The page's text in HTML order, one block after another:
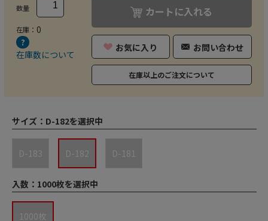
数量
在庫： 0
在庫数について
カートに入れる
お気に入り お問い合わせ
在庫以上のご注文について
サイズ： D-182を選択中
D-183 D-182 D-181
入数： 1000枚を選択中
1000枚